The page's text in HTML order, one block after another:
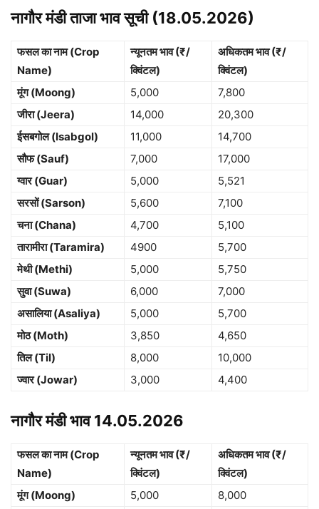
नागौर मंडी ताजा भाव सूची (18.05.2026)
फसल का नाम (Crop
Name)
न्यूनतम भाव (₹/
क्विंटल)
अधिकतम भाव (₹/
क्विंटल)
मूंग (Moong)
5,000
7,800
जीरा (Jeera)
14,000
20,300
ईसबगोल (Isabgol)
11,000
14,700
सौफ (Sauf)
7,000
17,000
ग्वार (Guar)
5,000
5,521
सरसों (Sarson)
5,600
7,100
चना (Chana)
4,700
5,100
तारामीरा (Taramira)
4900
5,700
मेथी (Methi)
5,000
5,750
सुवा (Suwa)
6,000
7,000
असालिया (Asaliya)
5,000
5,700
मोठ (Moth)
3,850
4,650
तिल (Til)
8,000
10,000
ज्वार (Jowar)
3,000 4,400
नागौर मंडी भाव 14.05.2026
फसल का नाम (Crop
Name)
न्यूनतम भाव (₹/
क्विंटल)
अधिकतम भाव (₹/
क्विंटल)
मूंग (Moong)
5,000
8,000